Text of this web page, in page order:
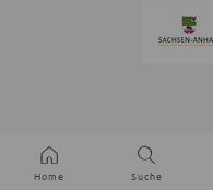
Home Suche